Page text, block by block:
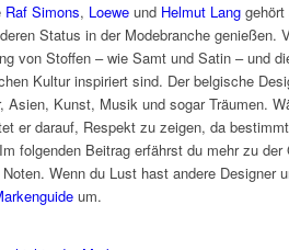
Raf Simons, Loewe und Helmut Lang
Status in der Modebranche genießen.
von Stoffen – wie Samt und Satin – und
Kultur inspiriert sind. Der belgische
Asien, Kunst, Musik und sogar Träumen.
er darauf, Respekt zu zeigen, da
folgenden Beitrag erfährst du mehr zu
Wenn du Lust hast andere Designer
um.